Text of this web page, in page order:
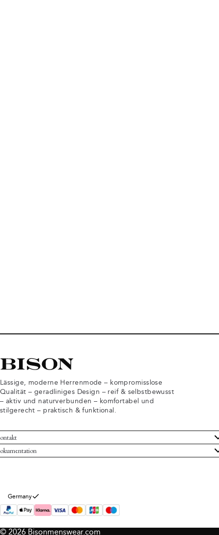
Lässige, moderne Herrenmode – kompromisslose
Qualität – geradliniges Design – reif & selbstbewusst
– aktiv und naturverbunden – komfortabel und
stilgerecht – praktisch & funktional.
Bison
Geschäftsbedingungen
Informationen
Germany
© 2026 Bisonmenswear.com